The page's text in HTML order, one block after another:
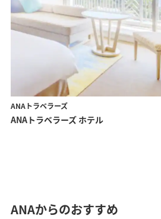
ANAトラベラーズ
ANAトラベラーズ ホテル
ANAからのおすすめ